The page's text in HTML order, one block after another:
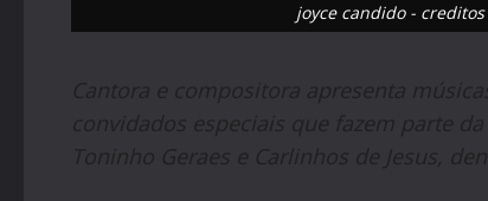
joyce candido -
Cantora e compositora apresenta
convidados especiais que fazem parte
Toninho Geraes e Carlinhos de Jesus,